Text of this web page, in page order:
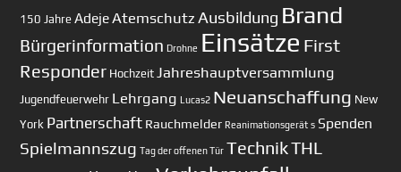
150 Jahre AdejeAtemschutz Ausbildung Brand
Bürgerinformation Drohne Einsätze First
Responder Hochzeit Jahreshauptversammlung
Jugendfeuerwehr Lehrgang Lucas2 Neuanschaffung New
York Partnerschaft Rauchmelder Reanimationsgerät s Spenden
Spielmannszug Tag der offenen Tür TechnikTHL